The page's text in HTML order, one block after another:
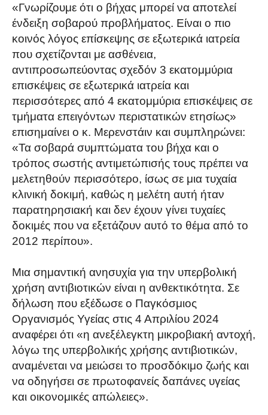
«Γνωρίζουμε ότι ο βήχας μπορεί να αποτελεί
ένδειξη σοβαρού προβλήματος. Είναι ο πιο
κοινός λόγος επίσκεψης σε εξωτερικά ιατρεία
που σχετίζονται με ασθένεια,
αντιπροσωπεύοντας σχεδόν 3 εκατομμύρια
επισκέψεις σε εξωτερικά ιατρεία και
περισσότερες από 4 εκατομμύρια επισκέψεις σε
τμήματα επειγόντων περιστατικών ετησίως»
επισημαίνει ο κ. Μερενστάιν και συμπληρώνει:
«Τα σοβαρά συμπτώματα του βήχα και ο
τρόπος σωστής αντιμετώπισής τους πρέπει να
μελετηθούν περισσότερο, ίσως σε μια τυχαία
κλινική δοκιμή, καθώς η μελέτη αυτή ήταν
παρατηρησιακή και δεν έχουν γίνει τυχαίες
δοκιμές που να εξετάζουν αυτό το θέμα από το
2012 περίπου».
Μια σημαντική ανησυχία για την υπερβολική
χρήση αντιβιοτικών είναι η ανθεκτικότητα. Σε
δήλωση που εξέδωσε ο Παγκόσμιος
Οργανισμός Υγείας στις 4 Απριλίου 2024
αναφέρει ότι «η ανεξέλεγκτη μικροβιακή αντοχή,
λόγω της υπερβολικής χρήσης αντιβιοτικών,
αναμένεται να μειώσει το προσδόκιμο ζωής και
να οδηγήσει σε πρωτοφανείς δαπάνες υγείας
και οικονομικές απώλειες».